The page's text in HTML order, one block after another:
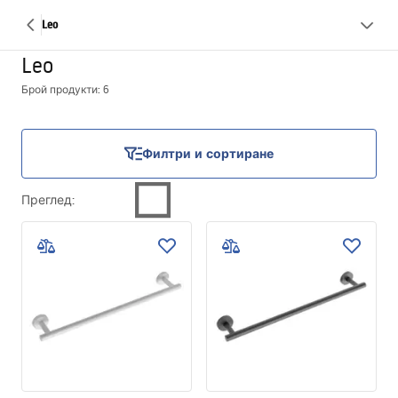
Leo
Leo
Брой продукти: 6
Филтри и сортиране
Преглед: